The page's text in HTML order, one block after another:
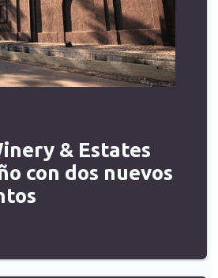
& Estates
con dos nuevos